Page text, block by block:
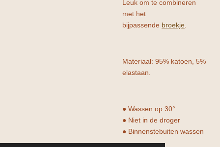
Leuk om te combineren
met het
bijpassende broekje
Materiaal: 95% katoen, 5%
elastaan.
● Wassen op 30°
● Niet in de droger
● Binnenstebuiten wassen